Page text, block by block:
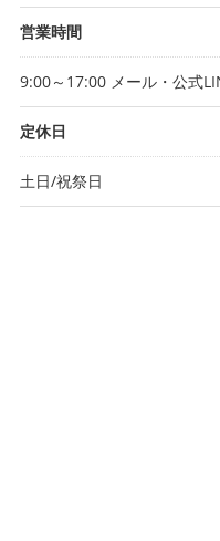
営業時間
9:00～17:00 メール・公式
定休日
土日/祝祭日